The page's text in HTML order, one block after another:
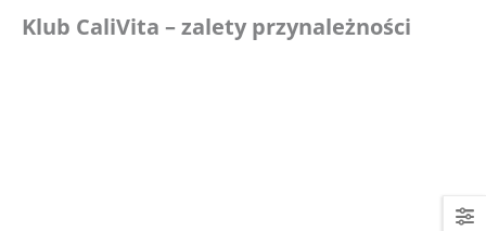
Klub CaliVita – zalety przynależności